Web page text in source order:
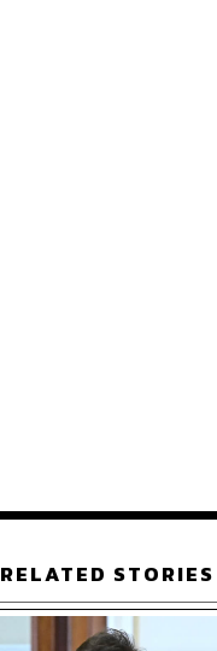
ABOUT THE AUTHOR
RELATED STORIES